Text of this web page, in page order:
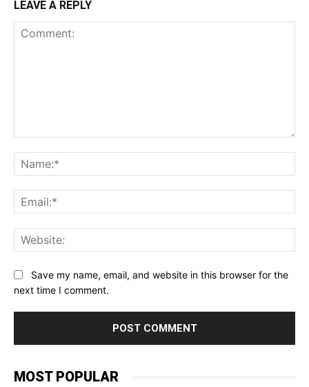
LEAVE A REPLY
Save my name, email, and website in this browser for the
next time I comment.
MOST POPULAR